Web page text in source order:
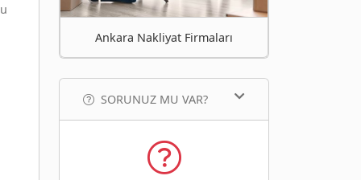
Ankara Nakliyat Firmaları
SORUNUZ MU VAR?